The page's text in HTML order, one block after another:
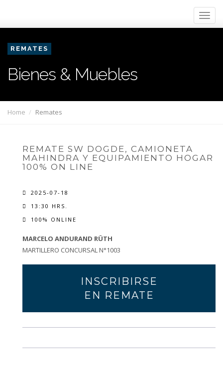
REMATES
Bienes & Muebles
Home Remates
REMATE SW DOGDE, CAMIONETA
MAHINDRA Y EQUIPAMIENTO HOGAR
100% ON LINE
2025-07-18
13:30 HRS.
100% ONLINE
MARCELO ANDURAND RÜTH
MARTILLERO CONCURSAL N°1003
INSCRIBIRSE
EN REMATE